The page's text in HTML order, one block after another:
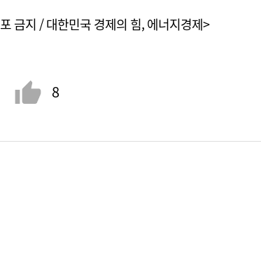
금지 / 대한민국 경제의 힘, 에너지경제>
8